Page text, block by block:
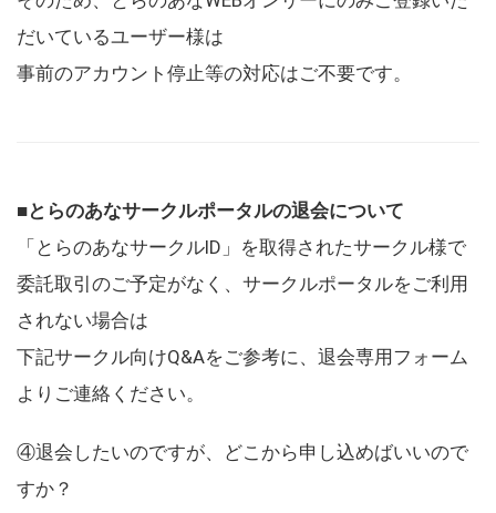
だいているユーザー様は
事前のアカウント停止等の対応はご不要です。
■とらのあなサークルポータルの退会について
「とらのあなサークルID」を取得されたサークル様で
委託取引のご予定がなく、サークルポータルをご利用
されない場合は
下記サークル向けQ&Aをご参考に、退会専用フォーム
よりご連絡ください。
④退会したいのですが、どこから申し込めばいいので
すか？